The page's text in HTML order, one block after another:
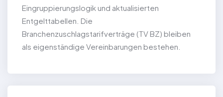
Eingruppierungslogik und aktualisierten
Entgelttabellen. Die
Branchenzuschlagstarifverträge (TV BZ) bleiben
als eigenständige Vereinbarungen bestehen.